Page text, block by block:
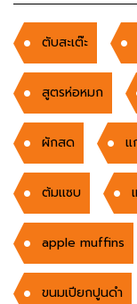
ตับสะเต๊ะ
สูตรห่อหมก
ผักสด แ
ต้มเเซบ
apple muffins
ขนมเปียกปูนดํา